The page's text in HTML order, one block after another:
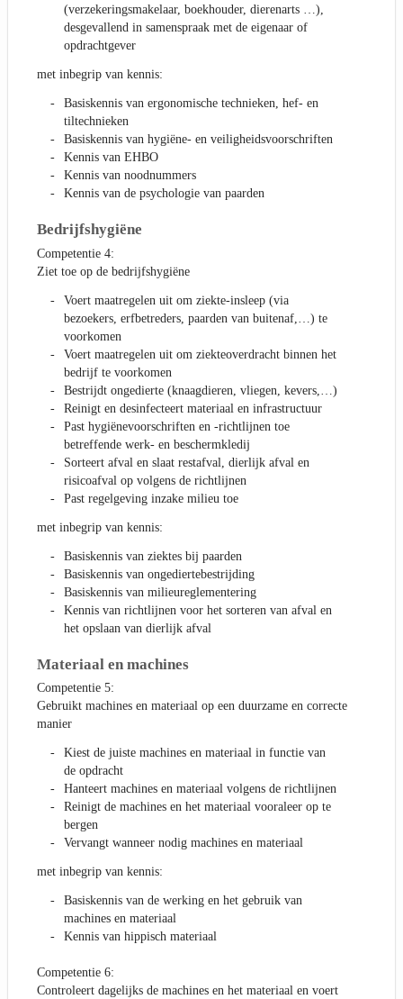
(verzekeringsmakelaar, boekhouder, dierenarts …),
desgevallend in samenspraak met de eigenaar of
opdrachtgever
met inbegrip van kennis:
Basiskennis van ergonomische technieken, hef- en
tiltechnieken
Basiskennis van hygiëne- en veiligheidsvoorschriften
Kennis van EHBO
Kennis van noodnummers
Kennis van de psychologie van paarden
Bedrijfshygiëne
Competentie 4:
Ziet toe op de bedrijfshygiëne
Voert maatregelen uit om ziekte-insleep (via
bezoekers, erfbetreders, paarden van buitenaf,…) te
voorkomen
Voert maatregelen uit om ziekteoverdracht binnen het
bedrijf te voorkomen
Bestrijdt ongedierte (knaagdieren, vliegen, kevers,…)
Reinigt en desinfecteert materiaal en infrastructuur
Past hygiënevoorschriften en -richtlijnen toe
betreffende werk- en beschermkledij
Sorteert afval en slaat restafval, dierlijk afval en
risicoafval op volgens de richtlijnen
Past regelgeving inzake milieu toe
met inbegrip van kennis:
Basiskennis van ziektes bij paarden
Basiskennis van ongediertebestrijding
Basiskennis van milieureglementering
Kennis van richtlijnen voor het sorteren van afval en
het opslaan van dierlijk afval
Materiaal en machines
Competentie 5:
Gebruikt machines en materiaal op een duurzame en correcte
manier
Kiest de juiste machines en materiaal in functie van
de opdracht
Hanteert machines en materiaal volgens de richtlijnen
Reinigt de machines en het materiaal vooraleer op te
bergen
Vervangt wanneer nodig machines en materiaal
met inbegrip van kennis:
Basiskennis van de werking en het gebruik van
machines en materiaal
Kennis van hippisch materiaal
Competentie 6:
Controleert dagelijks de machines en het materiaal en voert